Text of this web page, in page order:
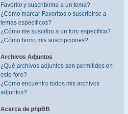
Favorito y suscribirme a un tema?
¿Cómo marcar Favoritos o suscribirse a
temas específicos?
¿Cómo me suscribo a un foro específico?
¿Cómo borro mis suscripciones?
Archivos Adjuntos
¿Qué archivos adjuntos son permitidos en
este foro?
¿Cómo encuentro todos mis archivos
adjuntos?
Acerca de phpBB